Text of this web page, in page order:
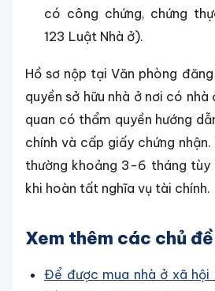
có công chứng, chứng
123 Luật Nhà ở).
Hồ sơ nộp tại Văn phòng
quyền sở hữu nhà ở nơi có
quan có thẩm quyền hướng
chính và cấp giấy chứng
thường khoảng 3-6 tháng tùy
khi hoàn tất nghĩa vụ tài chính.
Xem thêm các chủ
Để được mua nhà ở xã hội